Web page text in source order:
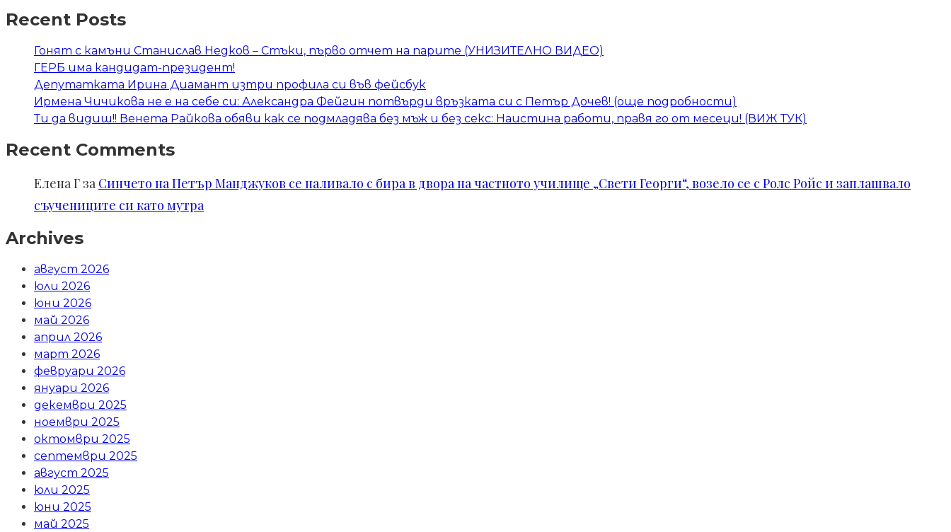
Recent Posts
Гонят с камъни Станислав Недков – Стъки, първо отчет на парите (УНИЗИТЕЛНО ВИДЕО)
ГЕРБ има кандидат-президент!
Депутатката Ирина Диамант изтри профила си във фейсбук
Ирмена Чичикова не е на себе си: Александра Фейгин потвърди връзката си с Петър Дочев! (още подробности)
Ти да видиш!! Венета Райкова обяви как се подмладява без мъж и без секс: Наистина работи, правя го от месеци! (ВИЖ ТУК)
Recent Comments
Елена Г за Синчето на Петър Манджуков се наливало с бира в двора на частното училище „Свети Георги“, возело се с Ролс Ройс и заплашвало
съучениците си като мутра
Archives
август 2026
юли 2026
юни 2026
май 2026
април 2026
март 2026
февруари 2026
януари 2026
декември 2025
ноември 2025
октомври 2025
септември 2025
август 2025
юли 2025
юни 2025
май 2025